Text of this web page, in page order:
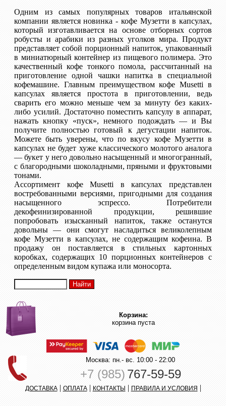
Одним из самых популярных товаров итальянской
компании является новинка - кофе Музетти в капсулах,
который изготавливается на основе отборных сортов
робусты и арабики из разных уголков мира. Продукт
представляет собой порционный напиток, упакованный
в миниатюрный контейнер из пищевого полимера. Это
качественный кофе тонкого помола, рассчитанный на
приготовление одной чашки напитка в специальной
кофемашине. Главным преимуществом кофе Musetti в
капсулах является простота в приготовлении, ведь
сварить его можно меньше чем за минуту без каких-
либо усилий. Достаточно поместить капсулу в аппарат,
нажать кнопку «пуск», немного подождать — и Вы
получите полностью готовый к дегустации напиток.
Можете быть уверены, что по вкусу кофе Музетти в
капсулах не будет хуже классического молотого аналога
— букет у него довольно насыщенный и многогранный,
с благородными шоколадными, пряными и фруктовыми
тонами.
Ассортимент кофе Musetti в капсулах представлен
востребованными версиями, пригодными для создания
насыщенного эспрессо. Потребители
декофеинизированной продукции, решившие
попробовать изысканный напиток, также останутся
довольны — они смогут насладиться великолепным
кофе Музетти в капсулах, не содержащим кофеина. В
продажу он поставляется в стильных картонных
коробках, содержащих 10 порционных контейнеров с
определенным видом купажа или моносорта.
Корзина:
корзина пуста
Москва: пн.- вс. 10:00 - 22:00
+7 (985) 767-59-59
ДОСТАВКА| ОПЛАТА| КОНТАКТЫ | ПРАВИЛА И УСЛОВИЯ |